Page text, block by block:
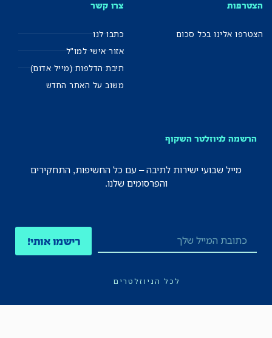
הצטרפות
הצטרפו אלינו בכל סכום
צרו קשר
כתבו לנו
אזור אישי למו"ל
תיבת הדלפות (מייל אדום)
משוב על האתר החדש
הרשמה לניוזלטר השקוף
מייל שבועי ישירות לתיבה – עם כל החשיפות, התחקירים
והפרסומים שלנו.
רישמו אותי!
לכל הניוזלטרים